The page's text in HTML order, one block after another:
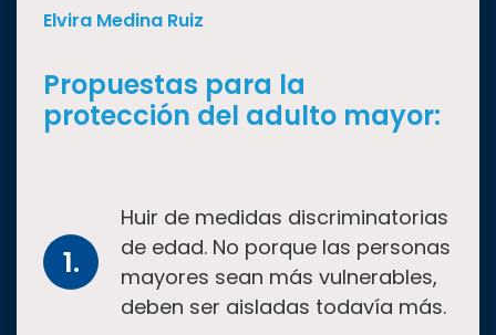
Elvira Medina Ruiz
Propuestas para la
protección del adulto mayor:
Huir de medidas discriminatorias
de edad. No porque las personas
mayores sean más vulnerables,
deben ser aisladas todavía más.